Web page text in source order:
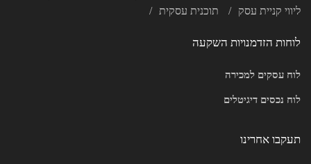
ליווי קניית עסק
תוכנית עסקית
לוחות הזדמנויות השקעה
לוח עסקים למכירה
לוח נכסים דיגיטלים
תעקבו אחרינו